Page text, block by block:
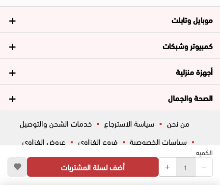
الكميه
أضف لسلة المشتريات
موبايل وتابلت
كمبيوتر وشبكات
أجهزة منزلية
الصحة والجمال
من نحن سياسة الاسترجاع
خدمات الشحن والتوصيل
سياسات الخصوصية
فروع الغزاوي
عروض الغزاوي
المساعدة
ڤاليو أسئلة شائعة